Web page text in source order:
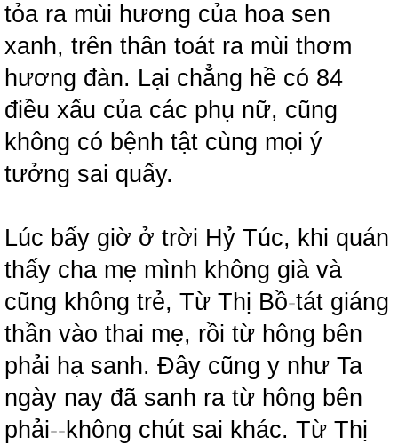
tỏa ra mùi hương của hoa sen
xanh, trên thân toát ra mùi thơm
hương đàn. Lại chẳng hề có 84
điều xấu của các phụ nữ, cũng
không có bệnh tật cùng mọi ý
tưởng sai quấy.
Lúc bấy giờ ở trời Hỷ Túc, khi quán
thấy cha mẹ mình không già và
cũng không trẻ, Từ Thị Bồ-tát giáng
thần vào thai mẹ, rồi từ hông bên
phải hạ sanh. Đây cũng y như Ta
ngày nay đã sanh ra từ hông bên
phải--không chút sai khác. Từ Thị